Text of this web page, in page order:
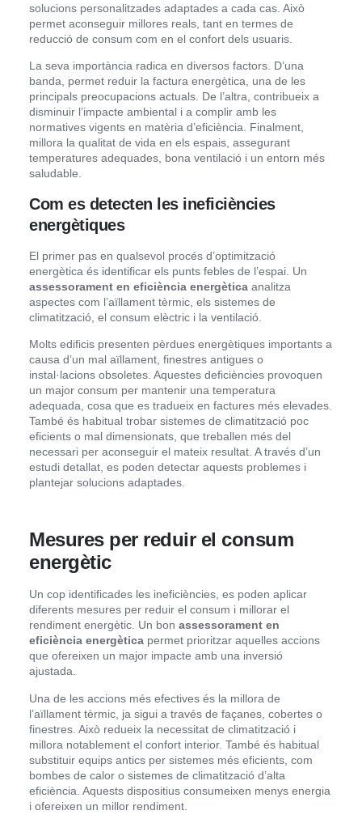
solucions personalitzades adaptades a cada cas. Això
permet aconseguir millores reals, tant en termes de
reducció de consum com en el confort dels usuaris.
La seva importància radica en diversos factors. D’una
banda, permet reduir la factura energètica, una de les
principals preocupacions actuals. De l’altra, contribueix a
disminuir l’impacte ambiental i a complir amb les
normatives vigents en matèria d’eficiència. Finalment,
millora la qualitat de vida en els espais, assegurant
temperatures adequades, bona ventilació i un entorn més
saludable.
Com es detecten les ineficiències
energètiques
El primer pas en qualsevol procés d’optimització
energètica és identificar els punts febles de l’espai. Un
assessorament en eficiència energèticaanalitza
aspectes com l’aïllament tèrmic, els sistemes de
climatització, el consum elèctric i la ventilació.
Molts edificis presenten pèrdues energètiques importants a
causa d’un mal aïllament, finestres antigues o
instal·lacions obsoletes. Aquestes deficiències provoquen
un major consum per mantenir una temperatura
adequada, cosa que es tradueix en factures més elevades.
També és habitual trobar sistemes de climatització poc
eficients o mal dimensionats, que treballen més del
necessari per aconseguir el mateix resultat. A través d’un
estudi detallat, es poden detectar aquests problemes i
plantejar solucions adaptades.
Mesures per reduir el consum
energètic
Un cop identificades les ineficiències, es poden aplicar
diferents mesures per reduir el consum i millorar el
rendiment energètic. Un bonassessorament en
eficiència energètica permet prioritzar aquelles accions
que ofereixen un major impacte amb una inversió
ajustada.
Una de les accions més efectives és la millora de
l’aïllament tèrmic, ja sigui a través de façanes, cobertes o
finestres. Això redueix la necessitat de climatització i
millora notablement el confort interior. També és habitual
substituir equips antics per sistemes més eficients, com
bombes de calor o sistemes de climatització d’alta
eficiència. Aquests dispositius consumeixen menys energia
i ofereixen un millor rendiment.